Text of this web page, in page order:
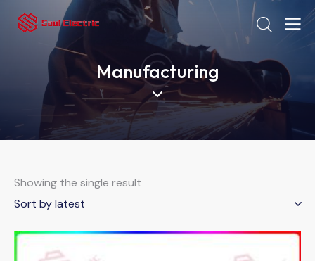
Manufacturing
Showing the single result